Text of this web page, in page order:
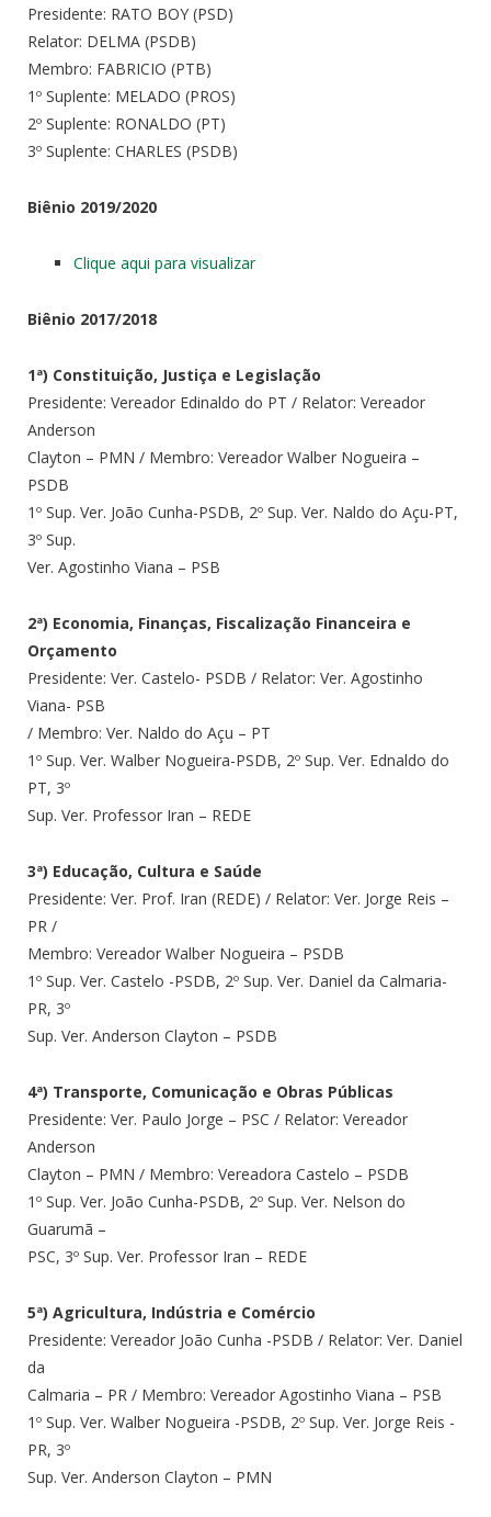
Presidente: RATO BOY (PSD)
Relator: DELMA (PSDB)
Membro: FABRICIO (PTB)
1º Suplente: MELADO (PROS)
2º Suplente: RONALDO (PT)
3º Suplente: CHARLES (PSDB)
Biênio 2019/2020
Clique aqui para visualizar
Biênio 2017/2018
1ª) Constituição, Justiça e Legislação
Presidente: Vereador Edinaldo do PT / Relator: Vereador
Anderson
Clayton – PMN / Membro: Vereador Walber Nogueira –
PSDB
1º Sup. Ver. João Cunha-PSDB, 2º Sup. Ver. Naldo do Açu-PT,
3º Sup.
Ver. Agostinho Viana – PSB
2ª) Economia, Finanças, Fiscalização Financeira e
Orçamento
Presidente: Ver. Castelo- PSDB / Relator: Ver. Agostinho
Viana- PSB
/ Membro: Ver. Naldo do Açu – PT
1º Sup. Ver. Walber Nogueira-PSDB, 2º Sup. Ver. Ednaldo do
PT, 3º
Sup. Ver. Professor Iran – REDE
3ª) Educação, Cultura e Saúde
Presidente: Ver. Prof. Iran (REDE) / Relator: Ver. Jorge Reis –
PR /
Membro: Vereador Walber Nogueira – PSDB
1º Sup. Ver. Castelo -PSDB, 2º Sup. Ver. Daniel da Calmaria-
PR, 3º
Sup. Ver. Anderson Clayton – PSDB
4ª) Transporte, Comunicação e Obras Públicas
Presidente: Ver. Paulo Jorge – PSC / Relator: Vereador
Anderson
Clayton – PMN / Membro: Vereadora Castelo – PSDB
1º Sup. Ver. João Cunha-PSDB, 2º Sup. Ver. Nelson do
Guarumã –
PSC, 3º Sup. Ver. Professor Iran – REDE
5ª) Agricultura, Indústria e Comércio
Presidente: Vereador João Cunha -PSDB / Relator: Ver. Daniel
da
Calmaria – PR / Membro: Vereador Agostinho Viana – PSB
1º Sup. Ver. Walber Nogueira -PSDB, 2º Sup. Ver. Jorge Reis -
PR, 3º
Sup. Ver. Anderson Clayton – PMN